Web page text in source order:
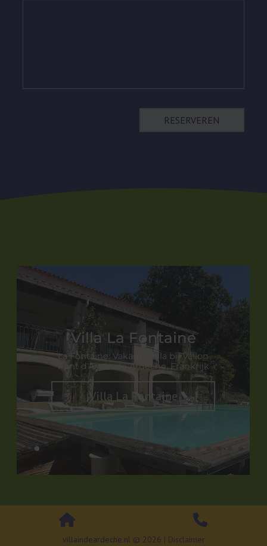
Villa La Fontaine
La Fontaine: Vakantievilla bij Vallon
Pont d'Arc in de Ardèche, Frankrijk
Villa La Fontaine
villaindeardeche.nl © 2026 | Disclaimer